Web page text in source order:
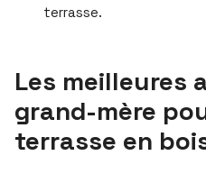
terrasse.
Les meilleures
grand-mère
terrasse en